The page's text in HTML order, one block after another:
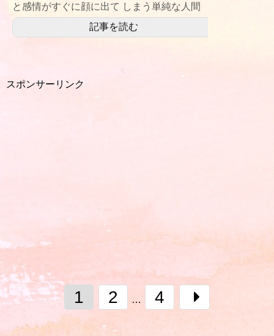
と感情がすぐに顔に出て しまう単純な人間
なのですが〜 オットはあまり
記事を読む
スポンサーリンク
1 2 … 4